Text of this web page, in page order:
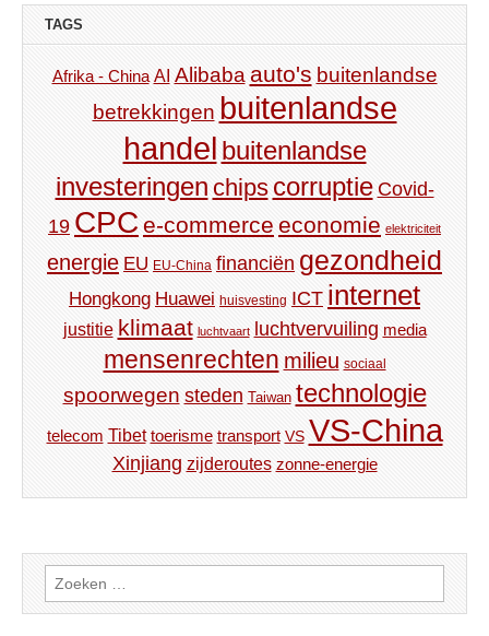
TAGS
Afrika - China AI Alibaba auto's buitenlandse
betrekkingen buitenlandse
handel buitenlandse
investeringen chips corruptie Covid-
19 CPC e-commerce economie elektriciteit
energie EU EU-China financiën gezondheid
Hongkong Huawei huisvesting ICT internet
justitie klimaat luchtvaart luchtvervuiling media
mensenrechten milieu sociaal
spoorwegen steden Taiwan technologie
telecom Tibet toerisme transport VS VS-China
Xinjiang zijderoutes zonne-energie
Zoeken
naar: